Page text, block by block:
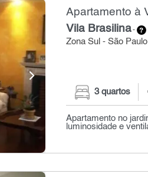
Apartamento à
Vila Brasilina-
Zona Sul - São Paulo
3 quartos
Apartamento no
luminosidade e